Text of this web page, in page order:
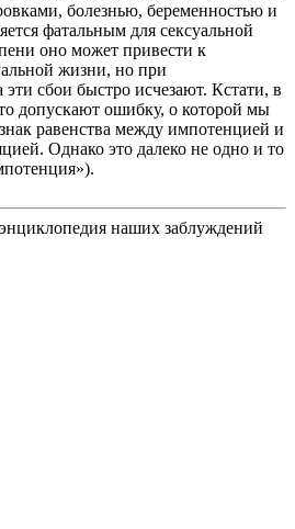
болезнью, беременностью и
фатальным для сексуальной
оно может привести к
жизни, но при
эти сбои быстро исчезают. Кстати, в
допускают ошибку, о которой мы
равенства между импотенцией и
Однако это далеко не одно и то
наших заблуждений